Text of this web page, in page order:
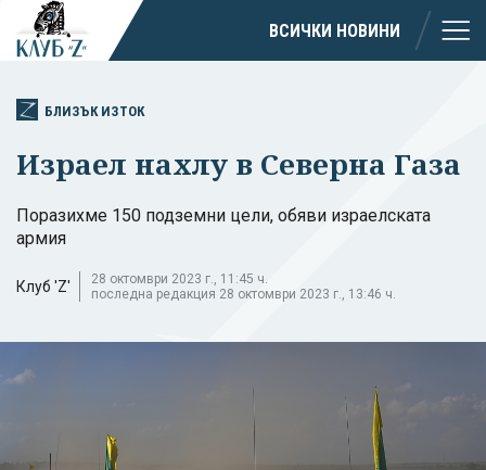
ВСИЧКИ НОВИНИ
БЛИЗЪК ИЗТОК
Израел нахлу в Северна Газа
Поразихме 150 подземни цели, обяви израелската
армия
Клуб 'Z'
28 октомври 2023 г., 11:45 ч.
последна редакция 28 октомври 2023 г., 13:46 ч.